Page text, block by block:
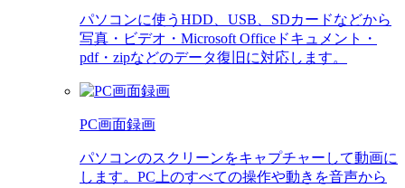
パソコンに使うHDD、USB、SDカードなどから
写真・ビデオ・Microsoft Officeドキュメント・
pdf・zipなどのデータ復旧に対応します。
PC画面録画
パソコンのスクリーンをキャプチャーして動画に
します。PC上のすべての操作や動きを音声から